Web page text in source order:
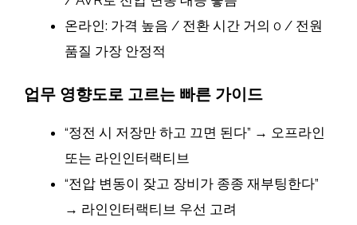
온라인: 가격 높음 / 전환 시간 거의 0 / 전원
품질 가장 안정적
업무 영향도로 고르는 빠른 가이드
“정전 시 저장만 하고 끄면 된다” → 오프라인
또는 라인인터랙티브
“전압 변동이 잦고 장비가 종종 재부팅한다”
→ 라인인터랙티브 우선 고려